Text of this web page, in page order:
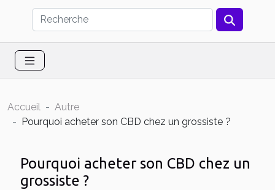
Accueil
Autre
Pourquoi acheter son CBD chez un grossiste ?
Pourquoi acheter son CBD chez un
grossiste ?